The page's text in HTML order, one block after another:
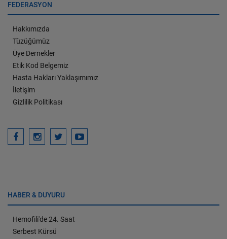
FEDERASYON
Hakkımızda
Tüzüğümüz
Üye Dernekler
Etik Kod Belgemiz
Hasta Hakları Yaklaşımımız
İletişim
Gizlilik Politikası
HABER & DUYURU
Hemofili'de 24. Saat
Serbest Kürsü